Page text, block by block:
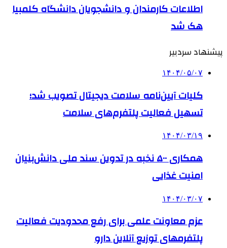
اطلاعات کارمندان و دانشجویان دانشگاه کلمبیا
هک شد
پیشنهاد سردبیر
۱۴۰۴/۰۵/۰۷
کلیات آیین‌نامه سلامت دیجیتال تصویب شد؛
تسهیل فعالیت پلتفرم‌های سلامت
۱۴۰۴/۰۳/۱۹
همکاری ۵۰۰ نخبه در تدوین سند ملی دانش‌بنیان
امنیت غذایی
۱۴۰۴/۰۳/۰۷
عزم معاونت علمی برای رفع محدودیت فعالیت
پلتفرمهای توزیع آنلاین دارو